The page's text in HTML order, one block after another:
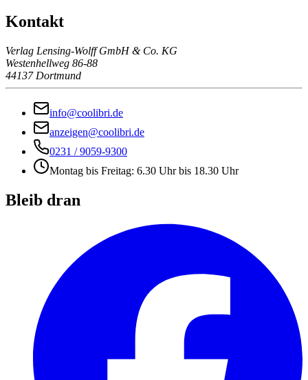
Kontakt
Verlag Lensing-Wolff GmbH & Co. KG
Westenhellweg 86-88
44137 Dortmund
info@coolibri.de
anzeigen@coolibri.de
0231 / 9059-9300
Montag bis Freitag: 6.30 Uhr bis 18.30 Uhr
Bleib dran